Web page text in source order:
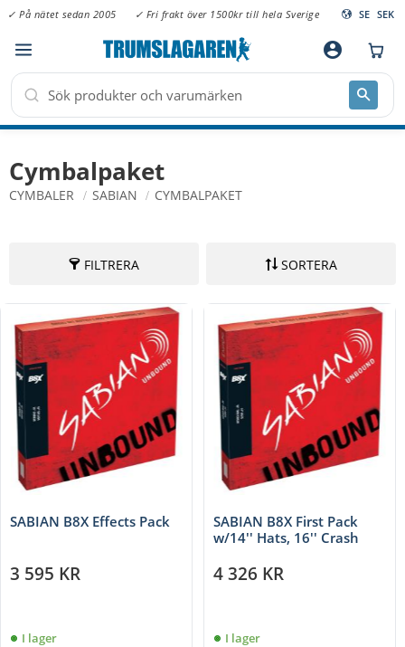
Meny
✓ På nätet sedan 2005 ✓ Fri frakt över 1500kr till hela Sverige SE SEK
account_circle
Cymbalpaket
CYMBALER SABIAN CYMBALPAKET
FILTRERA SORTERA
SABIAN B8X Effects Pack
3 595 KR
I lager
SABIAN B8X First Pack
w/14'' Hats, 16'' Crash
4 326 KR
I lager